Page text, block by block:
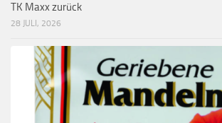
TK Maxx zurück
28 JULI, 2026